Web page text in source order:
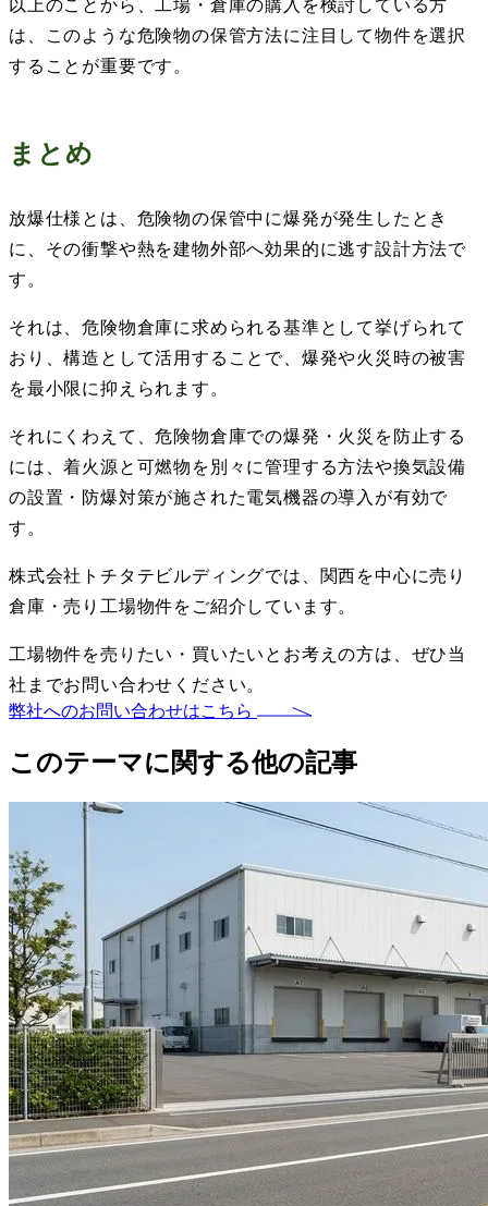
以上のことから、工場・倉庫の購入を検討している方
は、このような危険物の保管方法に注目して物件を選択
することが重要です。
まとめ
放爆仕様とは、危険物の保管中に爆発が発生したとき
に、その衝撃や熱を建物外部へ効果的に逃す設計方法で
す。
それは、危険物倉庫に求められる基準として挙げられて
おり、構造として活用することで、爆発や火災時の被害
を最小限に抑えられます。
それにくわえて、危険物倉庫での爆発・火災を防止する
には、着火源と可燃物を別々に管理する方法や換気設備
の設置・防爆対策が施された電気機器の導入が有効で
す。
株式会社トチタテビルディングでは、関西を中心に売り
倉庫・売り工場物件をご紹介しています。
工場物件を売りたい・買いたいとお考えの方は、ぜひ当
社までお問い合わせください。
弊社へのお問い合わせはこちら
このテーマに関する他の記事